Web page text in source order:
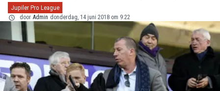
Jupiler Pro League
door Admin donderdag, 14 juni 2018 om 9:22